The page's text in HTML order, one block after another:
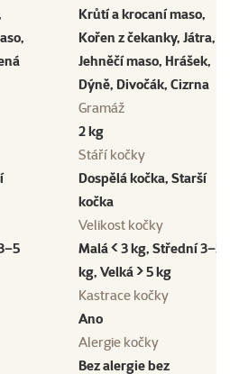
Krůtí a krocaní maso,
Kořen z čekanky, Játra,
Jehněčí maso, Hrášek,
Dýně, Divočák, Cizrna
Gramáž
2 kg
Stáří kočky
Dospělá kočka, Starší
kočka
Velikost kočky
Malá < 3 kg, Střední 3–5
kg, Velká > 5 kg
Kastrace kočky
Ano
Alergie kočky
Bez alergie bez